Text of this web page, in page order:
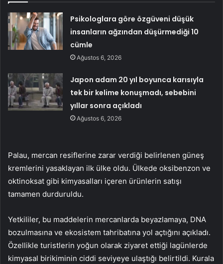
Psikologlara göre özgüveni düşük
insanların ağzından düşürmediği 10
cümle
Ağustos 6, 2026
Japon adam 20 yıl boyunca karısıyla
tek bir kelime konuşmadı, sebebini
yıllar sonra açıkladı
Ağustos 6, 2026
Palau, mercan resiflerine zarar verdiği belirlenen güneş
kremlerini yasaklayan ilk ülke oldu. Ülkede oksibenzon ve
oktinoksat gibi kimyasalları içeren ürünlerin satışı
tamamen durduruldu.
Yetkililer, bu maddelerin mercanlarda beyazlamaya, DNA
bozulmasına ve ekosistem tahribatına yol açtığını açıkladı.
Özellikle turistlerin yoğun olarak ziyaret ettiği lagünlerde
kimyasal birikiminin ciddi seviyeye ulaştığı belirtildi. Kurala